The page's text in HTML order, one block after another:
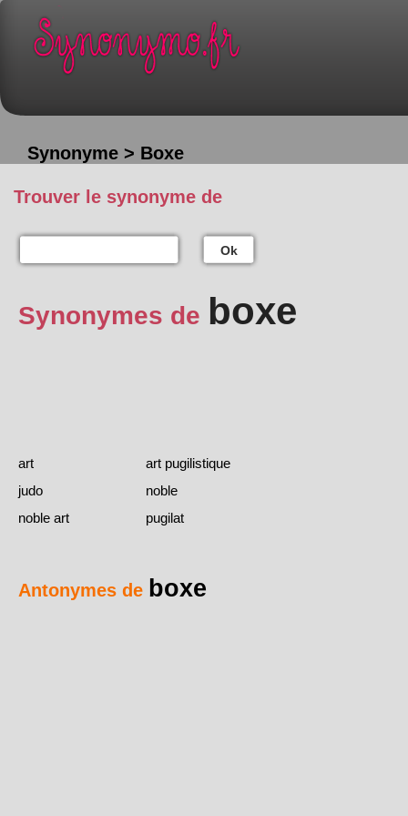
Synonyme > Boxe
Trouver le synonyme de
Ok
Synonymes de boxe
art
art pugilistique
judo
noble
noble art
pugilat
Antonymes de boxe